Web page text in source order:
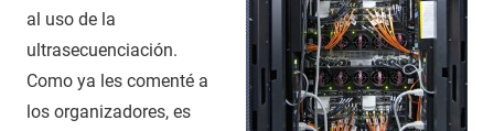
al uso de la
ultrasecuenciación.
Como ya les comenté a
los organizadores, es